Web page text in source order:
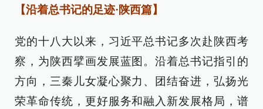
【沿着总书记的足迹·陕西篇】
党的十八大以来，习近平总书记多次赴陕西考
察，为陕西擘画发展蓝图。沿着总书记指引的
方向，三秦儿女凝心聚力、团结奋进，弘扬光
荣革命传统，更好服务和融入新发展格局，谱